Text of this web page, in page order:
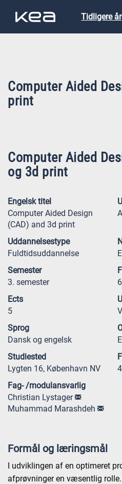
Tidligere
Computer Aided
print
Computer Aided
og 3d print
Engelsk titel
Computer Aided Design
(CAD) and 3d print
Uddannelsestype
Fuldtidsuddannelse
Semester
3. semester
Ects
5
Sprog
Dansk og engelsk
Studiested
Lygten 16, København NV
Fag- /modulansvarlig
Christian Lystager
Muhammad Marashdeh
Formål og læringsmål
I udviklingen af en optimeret
afprøvninger en væsentlig rolle.